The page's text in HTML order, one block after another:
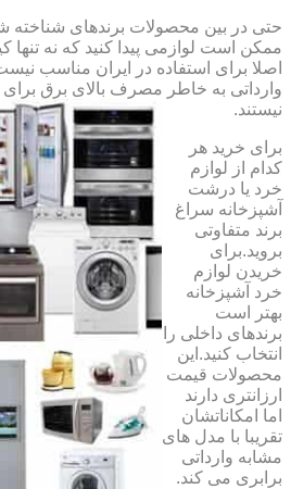
حتی در بین محصولات برندهای شناخته
ممکن است لوازمی پیدا کنید که نه تنها
اصلا برای استفاده در ایران مناسب
وارداتی به خاطر مصرف بالای برق برای
نیستند.
برای خرید هر
کدام از لوازم
خرد یا درشت
آشپزخانه سراغ
برند متفاوتی
بروید.برای
خریدن لوازم
خرد آشپزخانه
بهتر است
برندهای داخلی را
انتخاب کنید.این
محصولات قیمت
ارزانتری دارند
اما امکاناتشان
تقریبا با مدل های
مشابه وارداتی
برابری می کند.